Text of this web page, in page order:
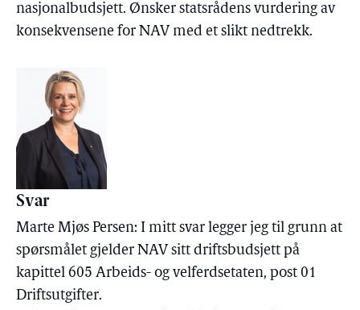
nasjonalbudsjett. Ønsker statsrådens vurdering av
konsekvensene for NAV med et slikt nedtrekk.
Svar
Marte Mjøs Persen: I mitt svar legger jeg til grunn at
spørsmålet gjelder NAV sitt driftsbudsjett på
kapittel 605 Arbeids- og velferdsetaten, post 01
Driftsutgifter.